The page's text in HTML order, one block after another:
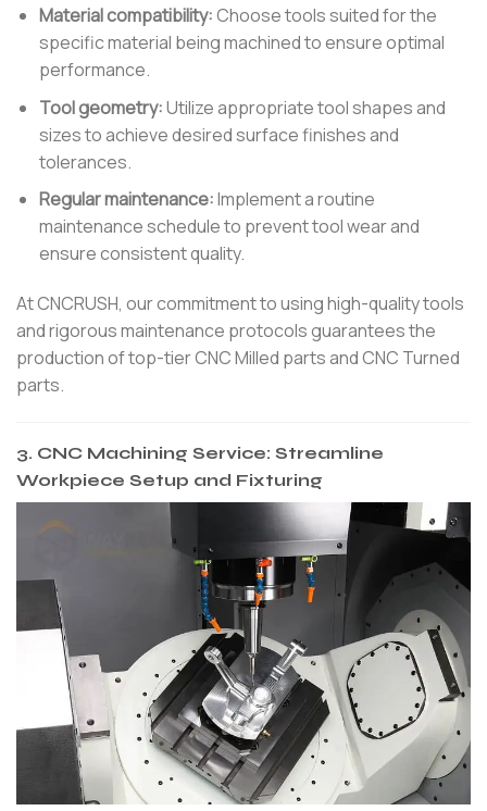
Material compatibility:Choose tools suited for the
specific material being machined to ensure optimal
performance.
Tool geometry:Utilize appropriate tool shapes and
sizes to achieve desired surface finishes and
tolerances.
Regular maintenance:Implement a routine
maintenance schedule to prevent tool wear and
ensure consistent quality.
At CNCRUSH, our commitment to using high-quality tools
and rigorous maintenance protocols guarantees the
production of top-tier CNC Milled parts and CNC Turned
parts.
3. CNC Machining Service: Streamline
Workpiece Setup and Fixturing